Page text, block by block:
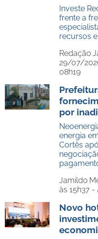
Investe
frente a
recursos
Redação
29/07/
08h19
por
energia
Cortês
Jamildo
às 15h37 -
Novo